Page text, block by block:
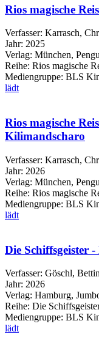
Rios magische
Verfasser: Karrasch,
Jahr: 2025
Verlag: München,
Reihe: Rios magische
Mediengruppe: BLS
lädt
Rios magische
Kilimandscharo
Verfasser: Karrasch,
Jahr: 2026
Verlag: München,
Reihe: Rios magische
Mediengruppe: BLS
lädt
Die Schiffsgeister
Verfasser: Göschl,
Jahr: 2026
Verlag: Hamburg,
Reihe: Die
Mediengruppe: BLS
lädt